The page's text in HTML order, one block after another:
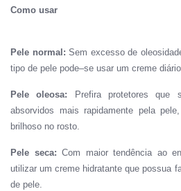
Como usar
Pele normal:Sem excesso de
tipo de pele pode–se usar um creme
Pele oleosa: Prefira protetores que
absorvidos mais rapidamente pela pele,
brilhoso no rosto.
Pele seca:Com maiortendência ao
utilizar um creme hidratante que possua
de pele.